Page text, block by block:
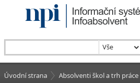
Úvodní strana Absolventi škol a trh práce